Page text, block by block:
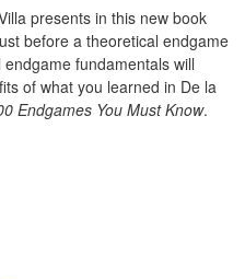
presents in this new book
before a theoretical endgame
fundamentals will
of what you learned in De la
Endgames You Must Know.